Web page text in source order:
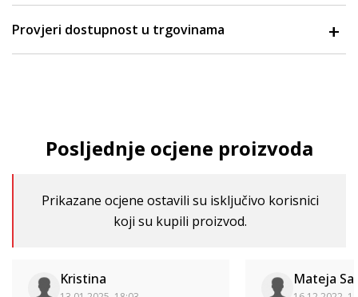
Provjeri dostupnost u trgovinama
Posljednje ocjene proizvoda
Prikazane ocjene ostavili su isključivo korisnici
koji su kupili proizvod.
Kristina Mateja